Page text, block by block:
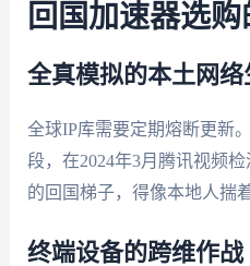
回国加速器选
全真模拟的本土网络
全球IP库需要定期熔断更新
段，在2024年3月腾讯视频
的回国梯子，得像本地人揣
终端设备的跨维作战